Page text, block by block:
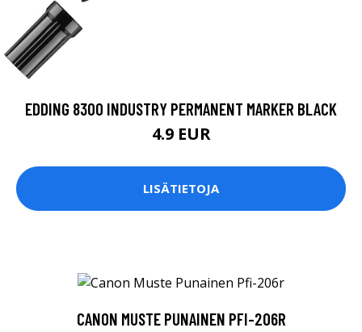
EDDING 8300 INDUSTRY PERMANENT MARKER BLACK
4.9 EUR
LISÄTIETOJA
CANON MUSTE PUNAINEN PFI-206R